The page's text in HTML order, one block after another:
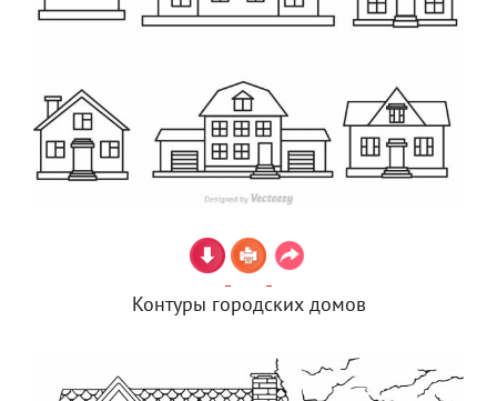
Контуры городских домов